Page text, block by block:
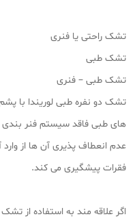
تشک راحتی یا فنری
تشک طبی
تشک طبی – فنری
تشک دو نفره طبی لوریندا با
های طبی فاقد سیستم فنر
عدم انعطاف پذیری آن ها از
فقرات پیشگیری می کند.
اگر علاقه مند به استفاده